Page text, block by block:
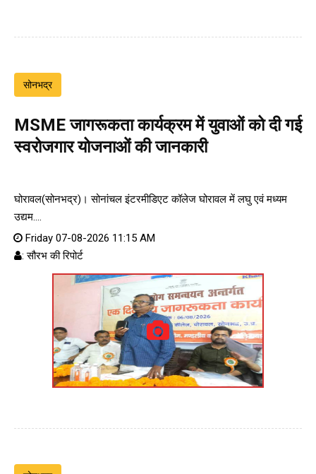
सोनभद्र
MSME जागरूकता कार्यक्रम में युवाओं को दी गई
स्वरोजगार योजनाओं की जानकारी
घोरावल(सोनभद्र)। सोनांचल इंटरमीडिएट कॉलेज घोरावल में लघु एवं मध्यम
उद्यम....
Friday 07-08-2026 11:15 AM
: सौरभ की रिपोर्ट